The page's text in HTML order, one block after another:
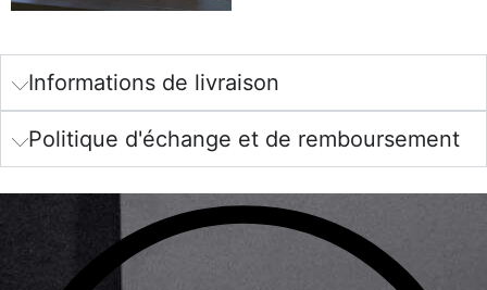
Informations de livraison​
Politique d'échange et de remboursement​